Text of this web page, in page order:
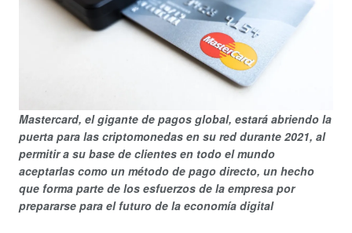
Mastercard, el gigante de pagos global, estará abriendo la
puerta para las criptomonedas en su red durante 2021, al
permitir a su base de clientes en todo el mundo
aceptarlas como un método de pago directo, un hecho
que forma parte de los esfuerzos de la empresa por
prepararse para el futuro de la economía digital